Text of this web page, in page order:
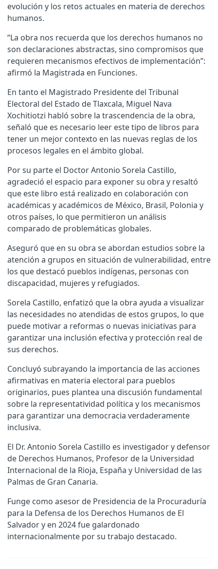
evolución y los retos actuales en materia de derechos
humanos.
“La obra nos recuerda que los derechos humanos no
son declaraciones abstractas, sino compromisos que
requieren mecanismos efectivos de implementación”:
afirmó la Magistrada en Funciones.
En tanto el Magistrado Presidente del Tribunal
Electoral del Estado de Tlaxcala, Miguel Nava
Xochitiotzi habló sobre la trascendencia de la obra,
señaló que es necesario leer este tipo de libros para
tener un mejor contexto en las nuevas reglas de los
procesos legales en el ámbito global.
Por su parte el Doctor Antonio Sorela Castillo,
agradeció el espacio para exponer su obra y resaltó
que este libro está realizado en colaboración con
académicas y académicos de México, Brasil, Polonia y
otros países, lo que permitieron un análisis
comparado de problemáticas globales.
Aseguró que en su obra se abordan estudios sobre la
atención a grupos en situación de vulnerabilidad, entre
los que destacó pueblos indígenas, personas con
discapacidad, mujeres y refugiados.
Sorela Castillo, enfatizó que la obra ayuda a visualizar
las necesidades no atendidas de estos grupos, lo que
puede motivar a reformas o nuevas iniciativas para
garantizar una inclusión efectiva y protección real de
sus derechos.
Concluyó subrayando la importancia de las acciones
afirmativas en materia electoral para pueblos
originarios, pues plantea una discusión fundamental
sobre la representatividad política y los mecanismos
para garantizar una democracia verdaderamente
inclusiva.
El Dr. Antonio Sorela Castillo es investigador y defensor
de Derechos Humanos, Profesor de la Universidad
Internacional de la Rioja, España y Universidad de las
Palmas de Gran Canaria.
Funge como asesor de Presidencia de la Procuraduría
para la Defensa de los Derechos Humanos de El
Salvador y en 2024 fue galardonado
internacionalmente por su trabajo destacado.